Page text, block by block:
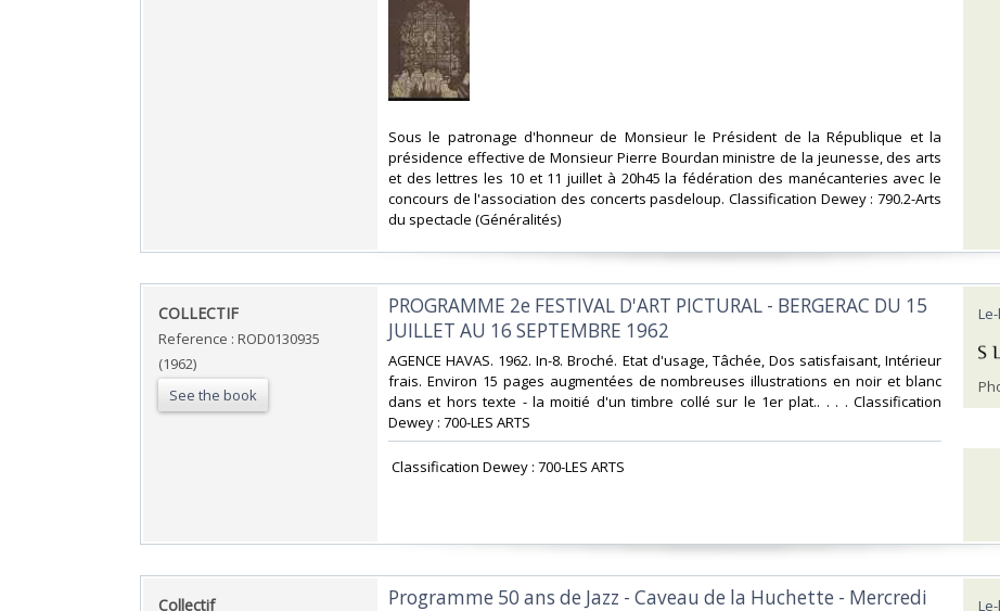
‎Sous le patronage d'honneur de Monsieur le Président de la République et la
présidence effective de Monsieur Pierre Bourdan ministre de la jeunesse, des arts
et des lettres les 10 et 11 juillet à 20h45 la fédération des manécanteries avec le
concours de l'association des concerts pasdeloup. Classification Dewey : 790.2-Arts
du spectacle (Généralités)‎
‎COLLECTIF‎
Reference : ROD0130935
(1962)
See the book
‎PROGRAMME 2e FESTIVAL D'ART PICTURAL - BERGERAC DU 15
JUILLET AU 16 SEPTEMBRE 1962‎
‎AGENCE HAVAS. 1962. In-8. Broché. Etat d'usage, Tâchée, Dos satisfaisant, Intérieur
frais. Environ 15 pages augmentées de nombreuses illustrations en noir et blanc
dans et hors texte - la moitié d'un timbre collé sur le 1er plat.. . . . Classification
Dewey : 700-LES ARTS‎
‎ Classification Dewey : 700-LES ARTS‎
‎Collectif‎
‎Programme 50 ans de Jazz - Caveau de la Huchette - Mercredi